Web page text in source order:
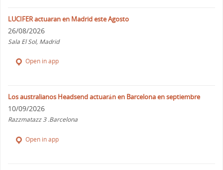
LUCIFER actuaran en Madrid este Agosto
26/08/2026
Sala El Sol, Madrid
Open in app
Los australianos Headsend actuarán en Barcelona en septiembre
10/09/2026
Razzmatazz 3 .Barcelona
Open in app